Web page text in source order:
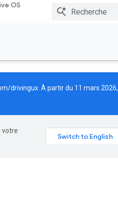
OS
drivingux . À partir du 11 mars 2026,
votre